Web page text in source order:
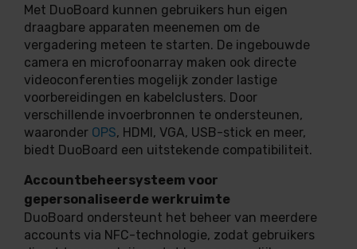
Met DuoBoard kunnen gebruikers hun eigen
draagbare apparaten meenemen om de
vergadering meteen te starten. De ingebouwde
camera en microfoonarray maken ook directe
videoconferenties mogelijk zonder lastige
voorbereidingen en kabelclusters. Door
verschillende invoerbronnen te ondersteunen,
waaronder OPS, HDMI, VGA, USB-stick en meer,
biedt DuoBoard een uitstekende compatibiliteit.
Accountbeheersysteem voor
gepersonaliseerde werkruimte
DuoBoard ondersteunt het beheer van meerdere
accounts via NFC-technologie, zodat gebruikers